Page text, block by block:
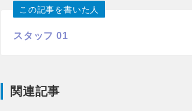
この記事を書いた人
スタッフ 01
関連記事